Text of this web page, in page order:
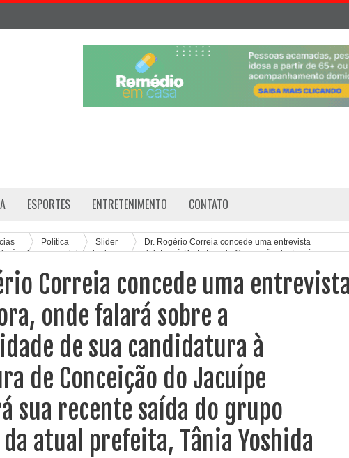
ESPORTES ENTRETENIMENTO CONTATO
Política Slider
Dr. Rogério Correia concede uma entrevista
sobre a possibilidade de sua candidatura à Prefeitura de Conceição do Jacuípe
Correia concede uma
onde falará sobre a
de sua candidatura à
de Conceição do Jacuípe
sua recente saída do grupo
atual prefeita, Tânia Yoshida